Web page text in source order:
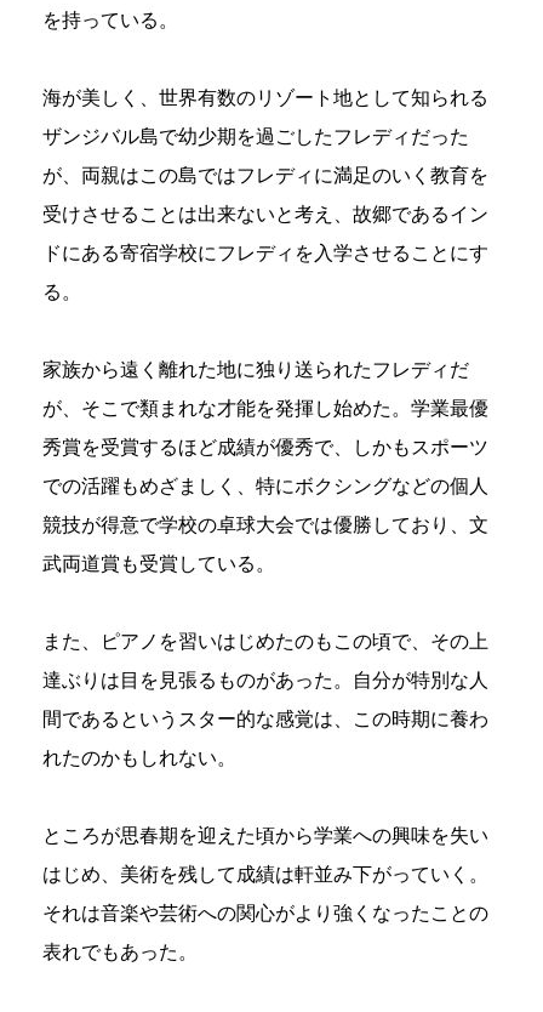
を持っている。
海が美しく、世界有数のリゾート地として知られる
ザンジバル島で幼少期を過ごしたフレディだった
が、両親はこの島ではフレディに満足のいく教育を
受けさせることは出来ないと考え、故郷であるイン
ドにある寄宿学校にフレディを入学させることにす
る。
家族から遠く離れた地に独り送られたフレディだ
が、そこで類まれな才能を発揮し始めた。学業最優
秀賞を受賞するほど成績が優秀で、しかもスポーツ
での活躍もめざましく、特にボクシングなどの個人
競技が得意で学校の卓球大会では優勝しており、文
武両道賞も受賞している。
また、ピアノを習いはじめたのもこの頃で、その上
達ぶりは目を見張るものがあった。自分が特別な人
間であるというスター的な感覚は、この時期に養わ
れたのかもしれない。
ところが思春期を迎えた頃から学業への興味を失い
はじめ、美術を残して成績は軒並み下がっていく。
それは音楽や芸術への関心がより強くなったことの
表れでもあった。